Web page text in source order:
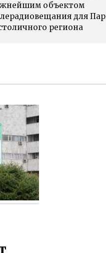
объектом
для
региона